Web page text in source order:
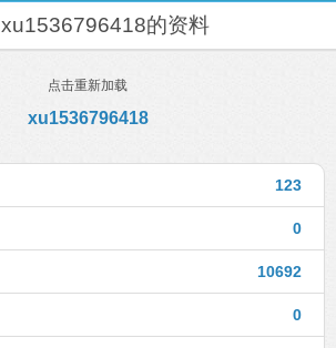
xu1536796418的资料
点击重新加载
xu1536796418
123
0
10692
0